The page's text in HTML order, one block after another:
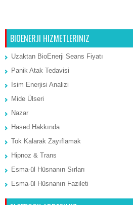
BIOENERJI HIZMETLERINIZ
Uzaktan BioEnerji Seans Fiyatı
Panik Atak Tedavisi
İsim Enerjisi Analizi
Mide Ülseri
Nazar
Hased Hakkında
Tok Kalarak Zayıflamak
Hipnoz & Trans
Esma-ül Hüsnanın Sırları
Esma-ül Hüsnanın Fazileti